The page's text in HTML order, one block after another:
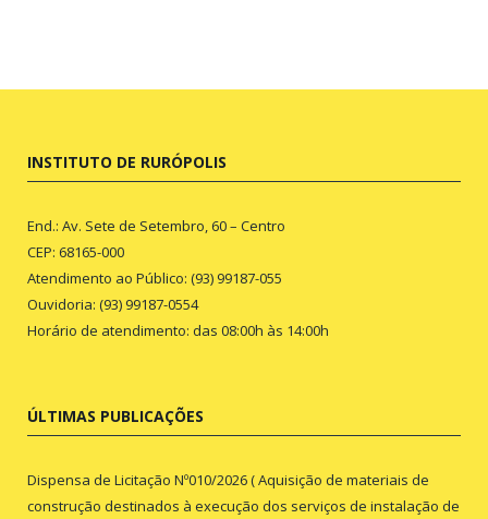
INSTITUTO DE RURÓPOLIS
End.: Av. Sete de Setembro, 60 – Centro
CEP: 68165-000
Atendimento ao Público: (93) 99187-055
Ouvidoria: (93) 99187-0554
Horário de atendimento: das 08:00h às 14:00h
ÚLTIMAS PUBLICAÇÕES
Dispensa de Licitação Nº010/2026 ( Aquisição de materiais de
construção destinados à execução dos serviços de instalação de